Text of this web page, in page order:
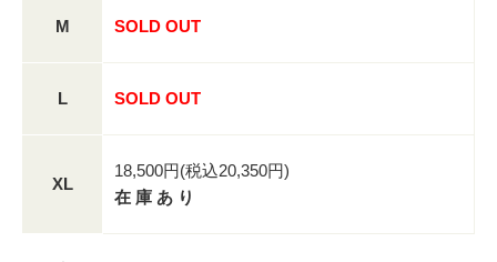
M SOLD OUT
L SOLD OUT
XL
18,500円(税込20,350円)
在 庫 あ り